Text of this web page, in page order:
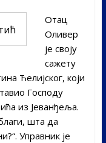
Отац
Оливер
је своју
сажету
Ћелијског, који
Господу
из Јеванђеља.
шта да
Управник је